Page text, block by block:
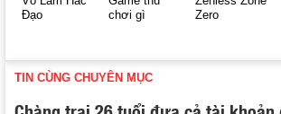
Đạo
chơi gì
Zero
TIN CÙNG CHUYÊN MỤC